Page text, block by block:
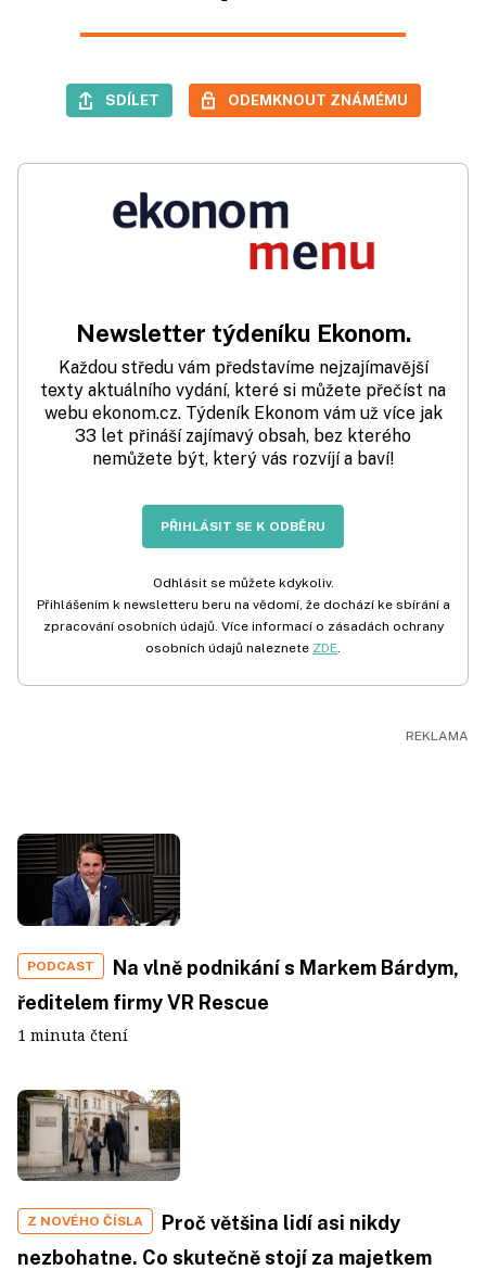
SDÍLET ODEMKNOUT ZNÁMÉMU
Newsletter týdeníku Ekonom.
Každou středu vám představíme nejzajímavější
texty aktuálního vydání, které si můžete přečíst na
webu ekonom.cz. Týdeník Ekonom vám už více jak
33 let přináší zajímavý obsah, bez kterého
nemůžete být, který vás rozvíjí a baví!
PŘIHLÁSIT SE K ODBĚRU
Odhlásit se můžete kdykoliv.
Přihlášením k newsletteru beru na vědomí, že dochází ke sbírání a
zpracování osobních údajů. Více informací o zásadách ochrany
osobních údajů naleznete ZDE.
PODCAST
Na vlně podnikání s Markem Bárdym,
ředitelem firmy VR Rescue
1 minuta čtení
Z NOVÉHO ČÍSLA
Proč většina lidí asi nikdy
nezbohatne. Co skutečně stojí za majetkem